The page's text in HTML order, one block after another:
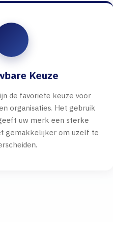
Keuze
de favoriete keuze voor
organisaties. Het gebruik
uw merk een sterke
gemakkelijker om uzelf te